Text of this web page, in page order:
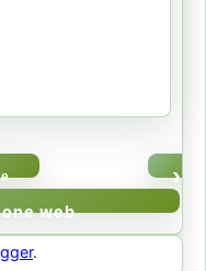
›
web
.